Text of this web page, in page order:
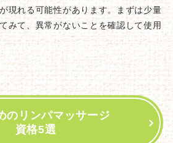
現れる可能性があります。まずは少量
みて、異常がないことを確認して使用
のリンパマッサージ
資格5選